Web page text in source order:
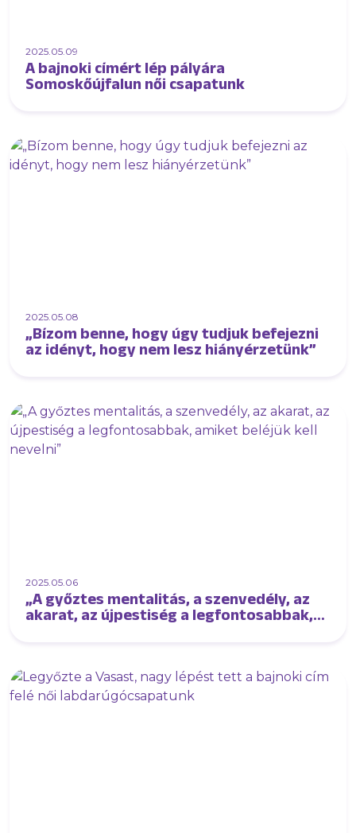
2025.05.09
A bajnoki címért lép pályára
Somoskőújfalun női csapatunk
2025.05.08
„Bízom benne, hogy úgy tudjuk befejezni
az idényt, hogy nem lesz hiányérzetünk”
2025.05.06
„A győztes mentalitás, a szenvedély, az
akarat, az újpestiség a legfontosabbak,